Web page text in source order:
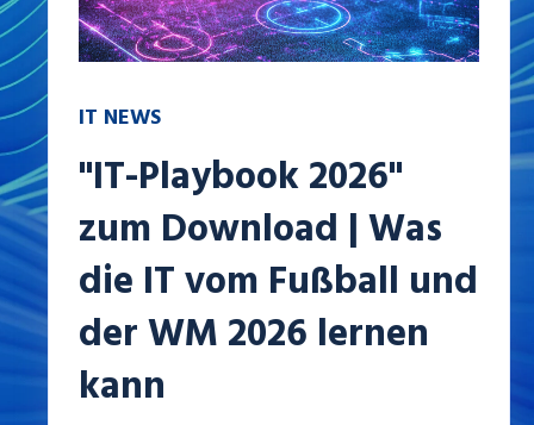
IT NEWS
"IT-Playbook 2026"
zum Download | Was
die IT vom Fußball und
der WM 2026 lernen
kann